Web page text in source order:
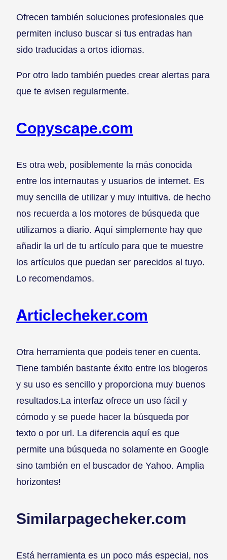
Ofrecen también soluciones profesionales que
permiten incluso buscar si tus entradas han
sido traducidas a ortos idiomas.
Por otro lado también puedes crear alertas para
que te avisen regularmente.
Copyscape.com
Es otra web, posiblemente la más conocida
entre los internautas y usuarios de internet. Es
muy sencilla de utilizar y muy intuitiva. de hecho
nos recuerda a los motores de búsqueda que
utilizamos a diario. Aquí simplemente hay que
añadir la url de tu artículo para que te muestre
los artículos que puedan ser parecidos al tuyo.
Lo recomendamos.
Articlecheker.com
Otra herramienta que podeis tener en cuenta.
Tiene también bastante éxito entre los blogeros
y su uso es sencillo y proporciona muy buenos
resultados.La interfaz ofrece un uso fácil y
cómodo y se puede hacer la búsqueda por
texto o por url. La diferencia aquí es que
permite una búsqueda no solamente en Google
sino también en el buscador de Yahoo. Amplia
horizontes!
Similarpagecheker.com
Está herramienta es un poco más especial, nos